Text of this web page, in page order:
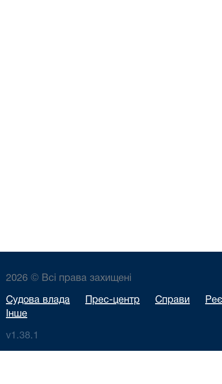
2026 © Всі права захищені
Судова влада Прес-центр Справи
Інше
v1.38.1